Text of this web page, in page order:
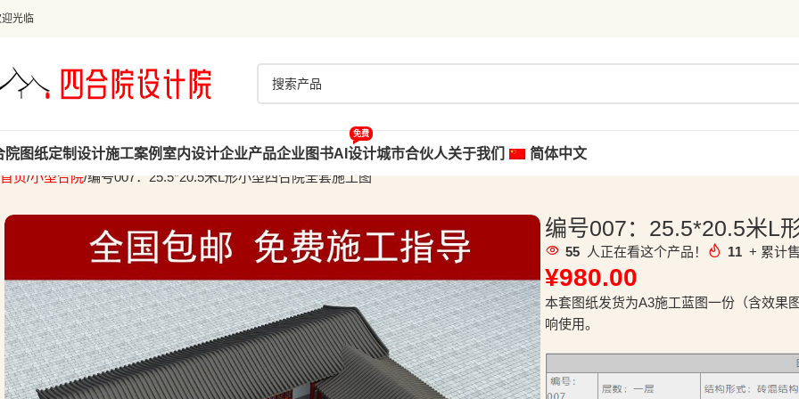
光临
院图纸定制设计施工案例 室内设计企业产品企业图书AI设计
免费
城市合伙人关于我们
简体中文
首页 小型合院 编号007：25.5*20.5米L形小型四合院全套施工图
编号007：25.5*20.5米L
55 人正在看这个产品！ 11 + 累计
¥980.00
本套图纸发货为A3施工蓝图一份（含效果
响使用。